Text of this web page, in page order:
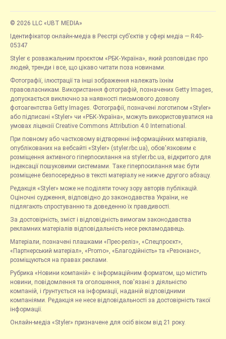
© 2026 LLC «UBT MEDIA»
Ідентифікатор онлайн-медіа в Реєстрі суб’єктів у сфері медіа — R40-
05347
Styler є розважальним проєктом «РБК-Україна», який розповідає про
людей, тренди і все, що цікаво читати поза новинами.
Фотографії, ілюстрації та інші зображення належать їхнім
правовласникам. Використання фотографій, позначених Getty Images,
допускається виключно за наявності письмового дозволу
фотоагентства Getty Images. Фотографії, позначені логотипом «Styler»
або підписані «Styler» чи «РБК-Україна», можуть використовуватися на
умовах ліцензії Creative Commons Attribution 4.0 International.
При повному або частковому відтворенні інформаційних матеріалів,
опублікованих на вебсайті «Styler» (styler.rbc.ua), обов'язковим є
розміщення активного гіперпосилання на styler.rbc.ua, відкритого для
індексації пошуковими системами. Таке гіперпосилання має бути
розміщене безпосередньо в тексті матеріалу не нижче другого абзацу.
Редакція «Styler» може не поділяти точку зору авторів публікацій.
Оціночні судження, відповідно до законодавства України, не
підлягають спростуванню та доведенню їх правдивості.
За достовірність, зміст і відповідність вимогам законодавства
рекламних матеріалів відповідальність несе рекламодавець.
Матеріали, позначені плашками «Прес-реліз», «Спецпроєкт»,
«Партнерський матеріал», «Promo», «Благодійність» та «Резонанс»,
розміщуються на правах реклами.
Рубрика «Новини компаній» є інформаційним форматом, що містить
новини, повідомлення та оголошення, пов'язані з діяльністю
компаній, і ґрунтується на інформації, наданій відповідними
компаніями. Редакція не несе відповідальності за достовірність такої
інформації.
Онлайн-медіа «Styler» призначене для осіб віком від 21 року.